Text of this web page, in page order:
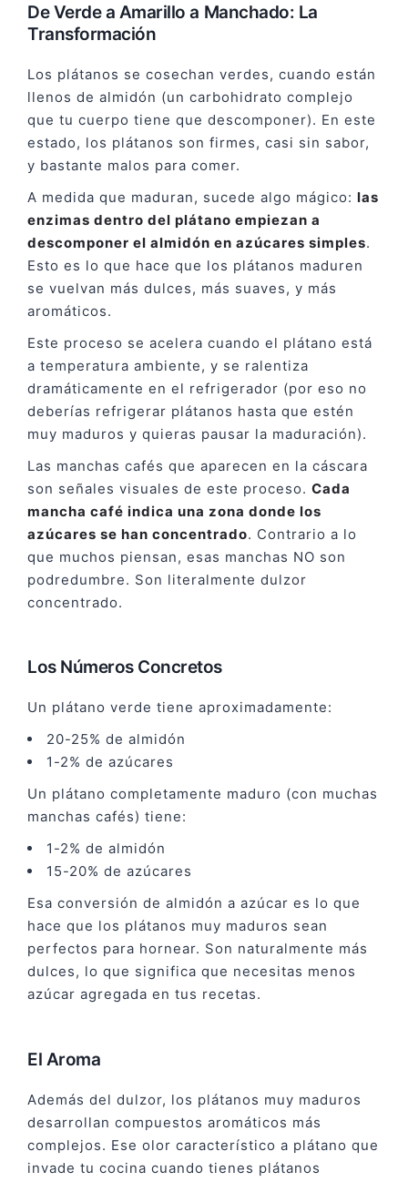
De Verde a Amarillo a Manchado: La
Transformación
Los plátanos se cosechan verdes, cuando están
llenos de almidón (un carbohidrato complejo
que tu cuerpo tiene que descomponer). En este
estado, los plátanos son firmes, casi sin sabor,
y bastante malos para comer.
A medida que maduran, sucede algo mágico: las
enzimas dentro del plátano empiezan a
descomponer el almidón en azúcares simples.
Esto es lo que hace que los plátanos maduren
se vuelvan más dulces, más suaves, y más
aromáticos.
Este proceso se acelera cuando el plátano está
a temperatura ambiente, y se ralentiza
dramáticamente en el refrigerador (por eso no
deberías refrigerar plátanos hasta que estén
muy maduros y quieras pausar la maduración).
Las manchas cafés que aparecen en la cáscara
son señales visuales de este proceso. Cada
mancha café indica una zona donde los
azúcares se han concentrado. Contrario a lo
que muchos piensan, esas manchas NO son
podredumbre. Son literalmente dulzor
concentrado.
Los Números Concretos
Un plátano verde tiene aproximadamente:
20-25% de almidón
1-2% de azúcares
Un plátano completamente maduro (con muchas
manchas cafés) tiene:
1-2% de almidón
15-20% de azúcares
Esa conversión de almidón a azúcar es lo que
hace que los plátanos muy maduros sean
perfectos para hornear. Son naturalmente más
dulces, lo que significa que necesitas menos
azúcar agregada en tus recetas.
El Aroma
Además del dulzor, los plátanos muy maduros
desarrollan compuestos aromáticos más
complejos. Ese olor característico a plátano que
invade tu cocina cuando tienes plátanos